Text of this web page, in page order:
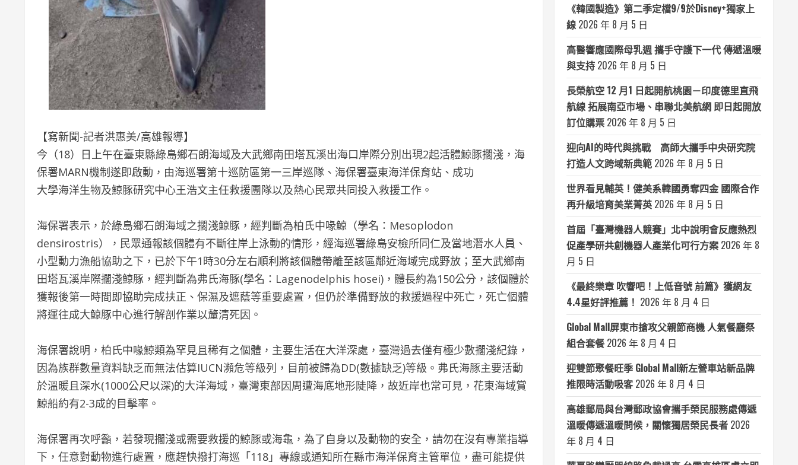
【寫新聞-記者洪惠美/高雄報導】
今（18）日上午在臺東縣綠島鄉石朗海域及大武鄉南田塔瓦溪出海口岸際分別出現2起活體鯨豚擱淺，海
保署MARN機制遂即啟動，由海巡署第十巡防區第一三岸巡隊、海保署臺東海洋保育站、成功
大學海洋生物及鯨豚研究中心王浩文主任救援團隊以及熱心民眾共同投入救援工作。
海保署表示，於綠島鄉石朗海域之擱淺鯨豚，經判斷為柏氏中喙鯨（學名：Mesoplodon
densirostris），民眾通報該個體有不斷往岸上泳動的情形，經海巡署綠島安檢所同仁及當地潛水人員、
小型動力漁船協助之下，已於下午1時30分左右順利將該個體帶離至該區鄰近海域完成野放；至大武鄉南
田塔瓦溪岸際擱淺鯨豚，經判斷為弗氏海豚(學名：Lagenodelphis hosei)，體長約為150公分，該個體於
獲報後第一時間即協助完成扶正、保濕及遮蔭等重要處置，但仍於準備野放的救援過程中死亡，死亡個體
將運往成大鯨豚中心進行解剖作業以釐清死因。
海保署說明，柏氏中喙鯨類為罕見且稀有之個體，主要生活在大洋深處，臺灣過去僅有極少數擱淺紀錄，
因為族群數量資料缺乏而無法估算IUCN瀕危等級列，目前被歸為DD(數據缺乏)等級。弗氏海豚主要活動
於溫暖且深水(1000公尺以深)的大洋海域，臺灣東部因周遭海底地形陡降，故近岸也常可見，花東海域賞
鯨船約有2-3成的目擊率。
海保署再次呼籲，若發現擱淺或需要救援的鯨豚或海龜，為了自身以及動物的安全，請勿在沒有專業指導
下，任意對動物進行處置，應趕快撥打海巡「118」專線或通知所在縣市海洋保育主管單位，盡可能提供
《韓國製造》第二季定檔9/9於Disney+獨家上
線 2026 年 8 月 5 日
高醫響應國際母乳週 攜手守護下一代 傳遞溫暖
與支持 2026 年 8 月 5 日
長榮航空 12 月1 日起開航桃園－印度德里直飛
航線 拓展南亞市場、串聯北美航網 即日起開放
訂位購票 2026 年 8 月 5 日
迎向AI的時代與挑戰 高師大攜手中央研究院
打造人文跨域新典範 2026 年 8 月 5 日
世界看見輔英！健美系韓國勇奪四金 國際合作
再升級培育美業菁英 2026 年 8 月 5 日
首屆「臺灣機器人競賽」北中說明會反應熱烈
促產學研共創機器人產業化可行方案 2026 年 8
月 5 日
《最終樂章 吹響吧！上低音號 前篇》獲網友
4.4星好評推薦！ 2026 年 8 月 4 日
Global Mall屏東市搶攻父親節商機 人氣餐廳祭
組合套餐 2026 年 8 月 4 日
迎雙節聚餐旺季 Global Mall新左營車站新品牌
推限時活動吸客 2026 年 8 月 4 日
高雄郵局與台灣郵政協會攜手榮民服務處傳遞
溫暖傳遞溫暖問候，關懷獨居榮民長者 2026
年 8 月 4 日